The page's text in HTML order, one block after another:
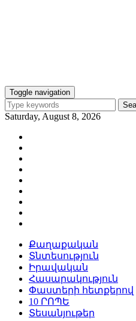
Toggle navigation
Saturday, August 8, 2026
Քաղաքական
Տնտեսություն
Իրավական
Հասարակություն
Փաստերի հետքերով
10 ՐՈՊԵ
Տեսանյութեր